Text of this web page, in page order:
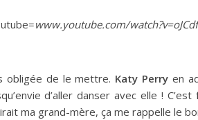
www.youtube.com/
obligée de le mettre. Katy Perry en
d’aller danser avec elle !
ma grand-mère, ça me rappelle le